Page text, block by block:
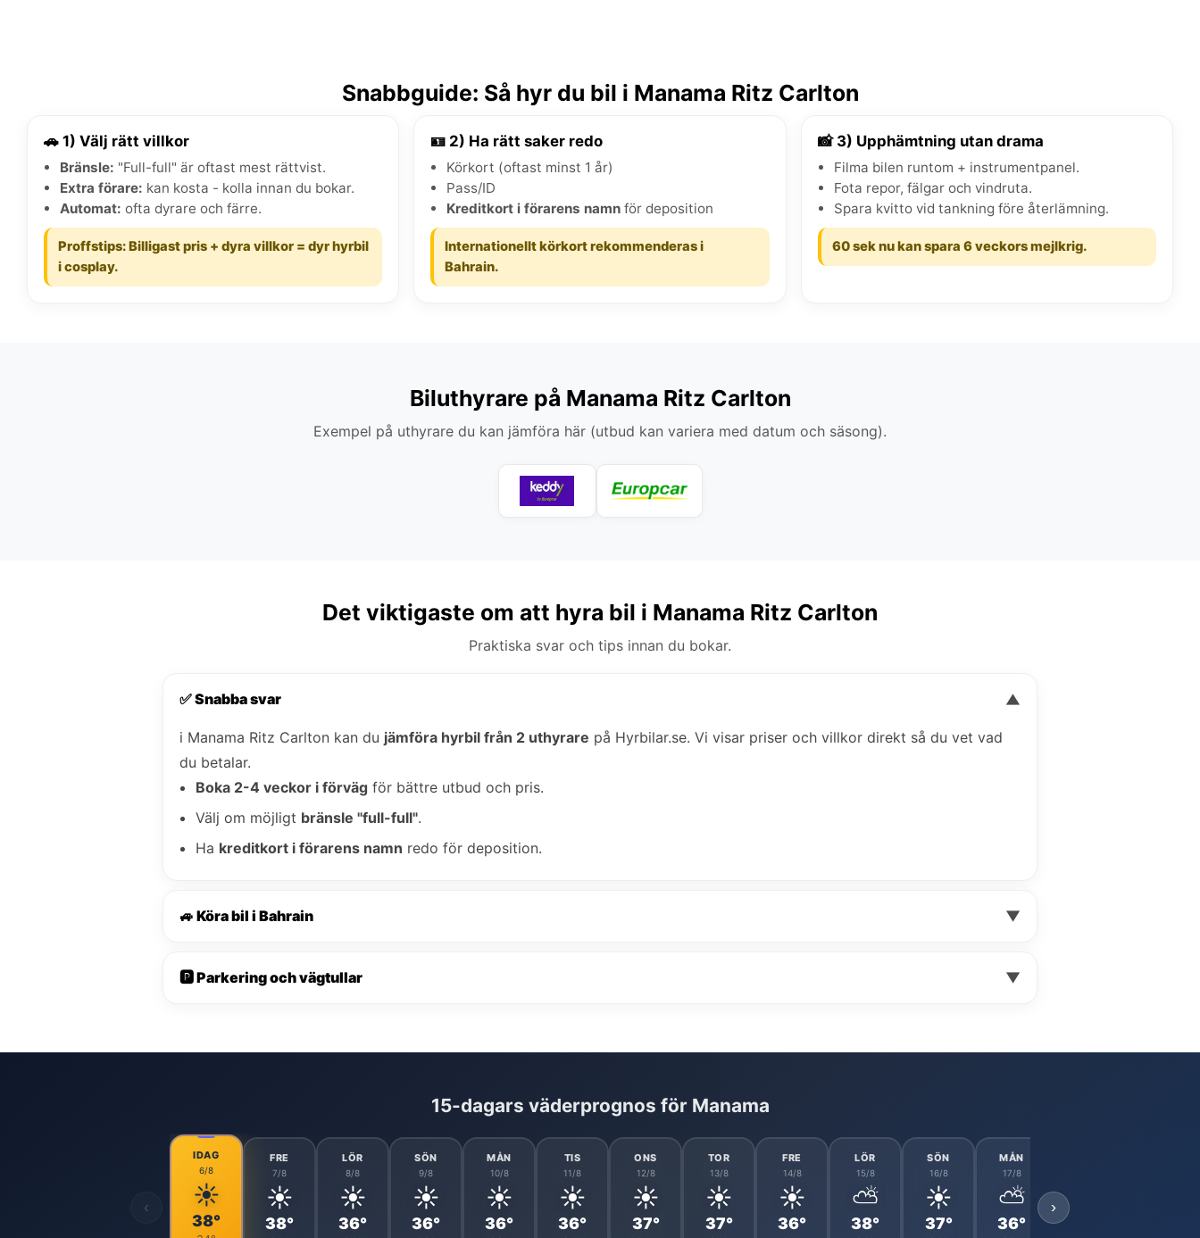
Snabbguide: Så hyr du bil i Manama Ritz Carlton
🚗 1) Välj rätt villkor
Bränsle: "Full-full" är oftast mest rättvist.
Extra förare: kan kosta - kolla innan du bokar.
Automat: ofta dyrare och färre.
Proffstips: Billigast pris + dyra villkor = dyr hyrbil
i cosplay.
🪪 2) Ha rätt saker redo
Körkort (oftast minst 1 år)
Pass/ID
Kreditkort i förarens namn för deposition
Internationellt körkort rekommenderas i
Bahrain.
📸 3) Upphämtning utan drama
Filma bilen runtom + instrumentpanel.
Fota repor, fälgar och vindruta.
Spara kvitto vid tankning före återlämning.
60 sek nu kan spara 6 veckors mejlkrig.
Biluthyrare på Manama Ritz Carlton
Exempel på uthyrare du kan jämföra här (utbud kan variera med datum och säsong).
Det viktigaste om att hyra bil i Manama Ritz Carlton
Praktiska svar och tips innan du bokar.
✅ Snabba svar ▼
i Manama Ritz Carlton kan du jämföra hyrbil från 2 uthyrare på Hyrbilar.se. Vi visar priser och villkor direkt så du vet vad
du betalar.
Boka 2-4 veckor i förväg för bättre utbud och pris.
Välj om möjligt bränsle "full-full".
Ha kreditkort i förarens namn redo för deposition.
🚙 Köra bil i Bahrain ▼
🅿️ Parkering och vägtullar ▼
15-dagars väderprognos för Manama
‹
IDAG
6/8
☀️
38°
FRE
7/8
☀️
38°
LÖR
8/8
☀️
36°
SÖN
9/8
☀️
36°
MÅN
10/8
☀️
36°
TIS
11/8
☀️
36°
ONS
12/8
☀️
37°
TOR
13/8
☀️
37°
FRE
14/8
☀️
36°
LÖR
15/8
⛅
38°
SÖN
16/8
☀️
37°
MÅN
17/8
⛅
36°
›